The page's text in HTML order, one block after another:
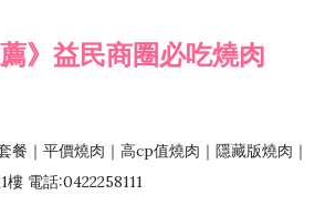
》益民商圈必吃燒肉
｜平價燒肉｜高cp值燒肉｜隱藏版燒肉｜
電話:0422258111